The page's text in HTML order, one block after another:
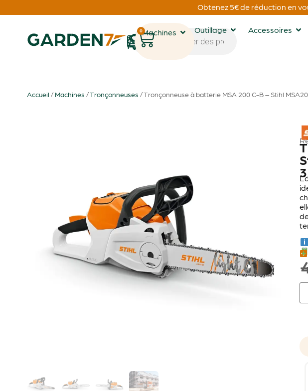
Obtenez 5€ de réduction en
1
0Machines Outillage Accessoires
Accueil / Machines /Tronçonneuses / Tronçonneuse à batterie MSA 200 C-B – Stihl